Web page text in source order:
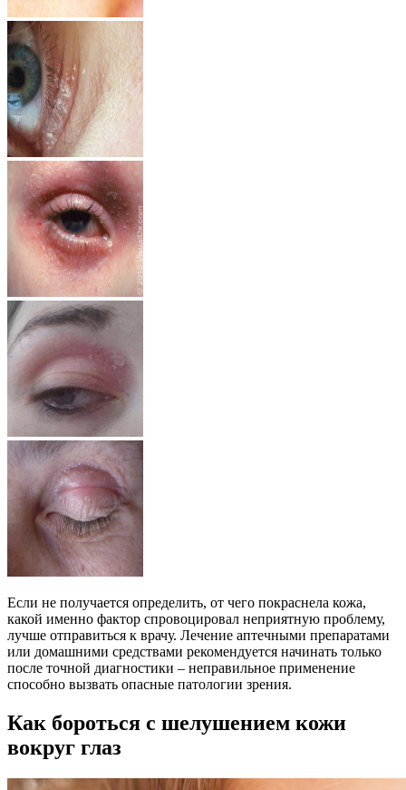
Если не получается определить, от чего покраснела кожа,
какой именно фактор спровоцировал неприятную проблему,
лучше отправиться к врачу. Лечение аптечными препаратами
или домашними средствами рекомендуется начинать только
после точной диагностики – неправильное применение
способно вызвать опасные патологии зрения.
Как бороться с шелушением кожи
вокруг глаз